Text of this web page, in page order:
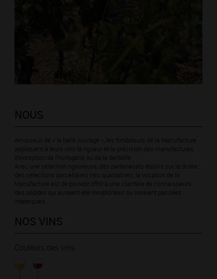
NOUS
Amoureux de « la belle ouvrage », les fondateurs de la Manufacture
appliquent à leurs vins la rigueur et la précision des manufactures
d’exception de l’horlogerie ou de la dentelle.
Avec une sélection rigoureuse, des partenariats établis sur la durée,
des sélections parcellaires très qualitatives, la vocation de la
Manufacture est de pouvoir offrir à une clientèle de connaisseurs
des pépites qui auraient été inexploitées ou seraient passées
inaperçues.
NOS VINS
Couleurs des vins